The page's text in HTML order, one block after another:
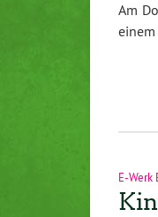
Am
E-Werk